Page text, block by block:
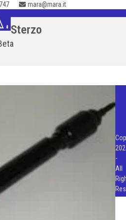
mara@mara.it
Sterzo
-
All